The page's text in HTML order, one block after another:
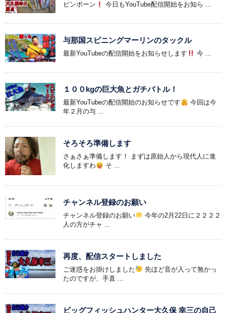
ピンポーン 今日もYouTube配信開始をお知ら ...
与那国スピニングマーリンのタックル
最新YouTubeの配信開始をお知らせします 今 ...
１００kgの巨大魚とガチバトル！
最新YouTubeの配信開始のお知らせです
今回は今
年２月の与 ...
そろそろ準備します
さぁさぁ準備します！ まずは原始人から現代人に進
化しますわ
そ ...
チャンネル登録のお願い
チャンネル登録のお願い
今年の2月22日に２２２２
人の方がチャ ...
再度、配信スタートしました
ご迷惑をお掛けしました
先ほど音が入って無かっ
たのですが、手直 ...
ビッグフィッシュハンター大久保 幸三の自己